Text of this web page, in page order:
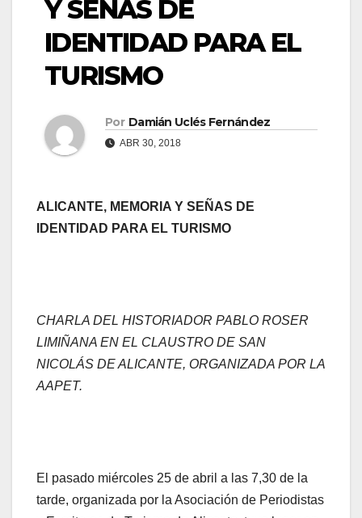
Y SEÑAS DE
IDENTIDAD PARA EL
TURISMO
Por Damián Uclés Fernández
ABR 30, 2018
ALICANTE, MEMORIA Y SEÑAS DE
IDENTIDAD PARA EL TURISMO
CHARLA DEL HISTORIADOR PABLO ROSER
LIMIÑANA EN EL CLAUSTRO DE SAN
NICOLÁS DE ALICANTE, ORGANIZADA POR LA
AAPET.
El pasado miércoles 25 de abril a las 7,30 de la
tarde, organizada por la Asociación de Periodistas